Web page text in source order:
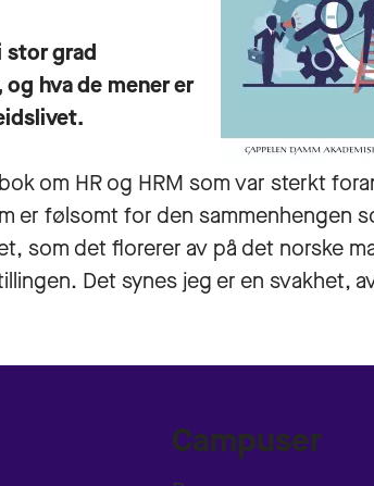
stor grad
hva de mener er
om HR og HRM som var sterkt
er følsomt for den sammenhengen
som det florerer av på det norske
Det synes jeg er en svakhet,
Campuser